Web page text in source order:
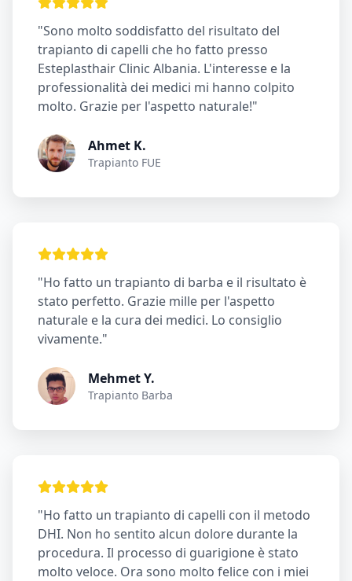
"Sono molto soddisfatto del risultato del
trapianto di capelli che ho fatto presso
Esteplasthair Clinic Albania. L'interesse e la
professionalità dei medici mi hanno colpito
molto. Grazie per l'aspetto naturale!"
Ahmet K.
Trapianto FUE
"Ho fatto un trapianto di barba e il risultato è
stato perfetto. Grazie mille per l'aspetto
naturale e la cura dei medici. Lo consiglio
vivamente."
Mehmet Y.
Trapianto Barba
"Ho fatto un trapianto di capelli con il metodo
DHI. Non ho sentito alcun dolore durante la
procedura. Il processo di guarigione è stato
molto veloce. Ora sono molto felice con i miei